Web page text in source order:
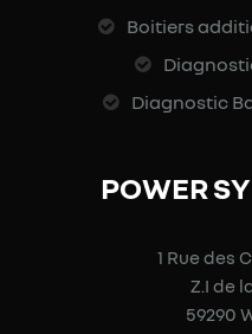
Boitiers
Diagnostic
POWER
1 Rue des
Z.I de
59290